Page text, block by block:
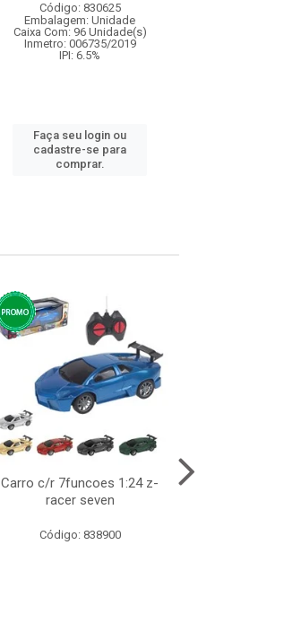
Código: 830625
Embalagem: Unidade
Caixa Com: 96 Unidade(s)
Inmetro: 006735/2019
IPI: 6.5%
Faça seu login ou
cadastre-se para
comprar.
Carro c/r 7funcoes 1:24 z-
racer seven
Código: 838900